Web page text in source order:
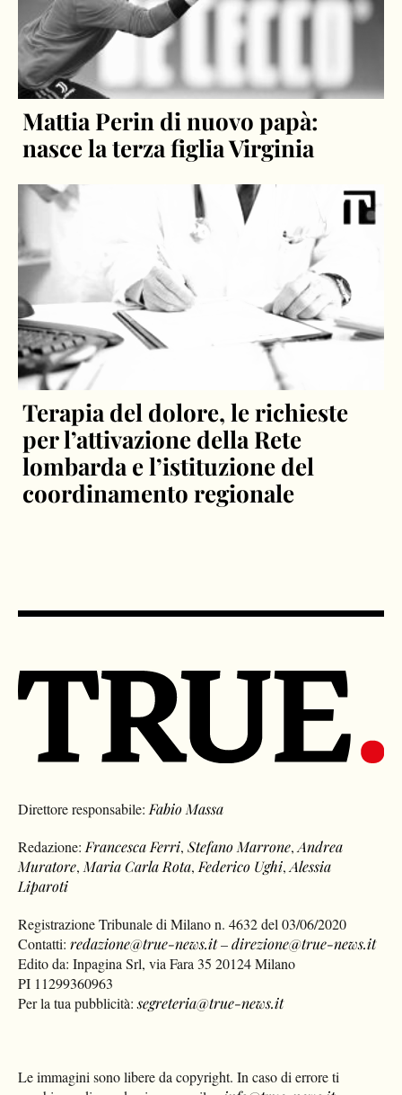
Mattia Perin di nuovo papà:
nasce la terza figlia Virginia
Terapia del dolore, le richieste
per l’attivazione della Rete
lombarda e l’istituzione del
coordinamento regionale
Direttore responsabile: Fabio Massa
Redazione: Francesca Ferri,Stefano Marrone,Andrea
Muratore, Maria Carla Rota, Federico Ughi,Alessia
Liparoti
Registrazione Tribunale di Milano n. 4632 del 03/06/2020
Contatti:redazione@true-news.it–direzione@true-news.it
Edito da: Inpagina Srl, via Fara 35 20124 Milano
PI 11299360963
Per la tua pubblicità:segreteria@true-news.it
Le immagini sono libere da copyright. In caso di errore ti